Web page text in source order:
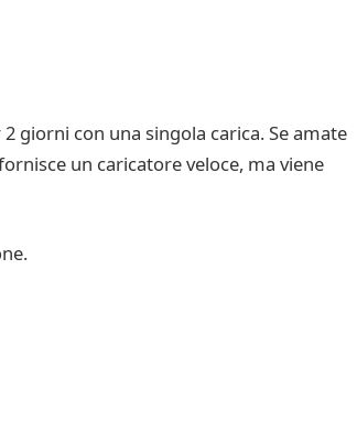
giorni con una singola carica. Se amate
un caricatore veloce, ma viene